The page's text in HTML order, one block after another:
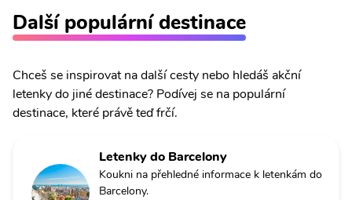
Další populární destinace
Chceš se inspirovat na další cesty nebo hledáš akční
letenky do jiné destinace? Podívej se na populární
destinace, které právě teď frčí.
Letenky do Barcelony
Koukni na přehledné informace k letenkám do
Barcelony.